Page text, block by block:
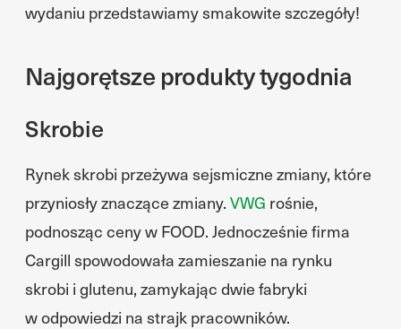
wydaniu przedstawiamy smakowite szczegóły!
Najgorętsze produkty tygodnia
Skrobie
Rynek skrobi przeżywa sejsmiczne zmiany, które
przyniosły znaczące zmiany. VWG rośnie,
podnosząc ceny w FOOD. Jednocześnie firma
Cargill spowodowała zamieszanie na rynku
skrobi i glutenu, zamykając dwie fabryki
w odpowiedzi na strajk pracowników.